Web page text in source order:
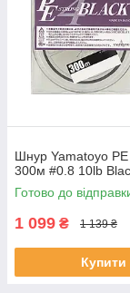
Шнур Yamatoyo
300м #0.8 10lb
Готово до
1 099 ₴ 1 139 ₴
Купити